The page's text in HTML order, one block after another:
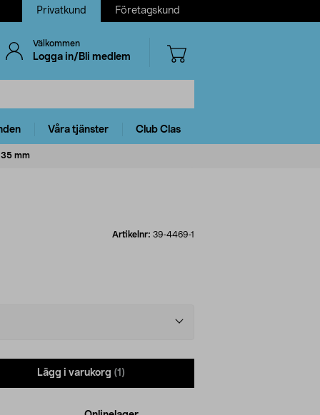
Privatkund Företagskund
Välkommen
Logga in/Bli medlem
Våra tjänster Club Clas
mm
Artikelnr: 39-4469-1
Lägg i varukorg (1)